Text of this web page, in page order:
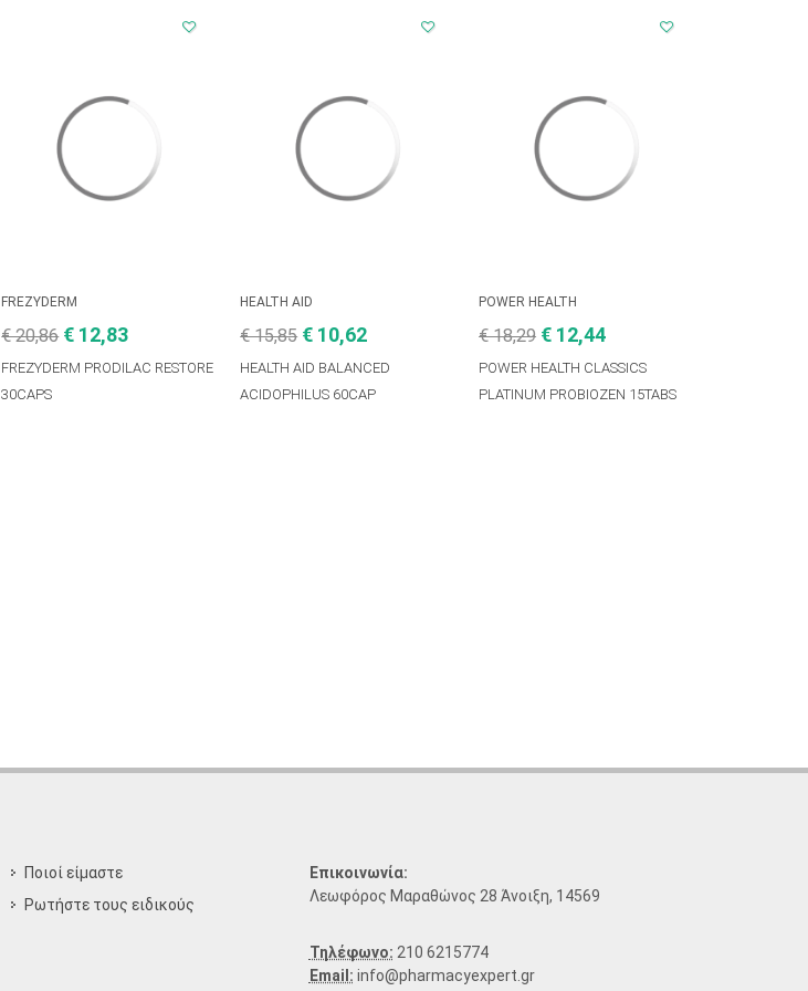
FREZYDERM
€ 20,86 € 12,83
FREZYDERM PRODILAC RESTORE
30CAPS
HEALTH AID
€ 15,85 € 10,62
HEALTH AID BALANCED
ACIDOPHILUS 60CAP
POWER HEALTH
€ 18,29 € 12,44
POWER HEALTH CLASSICS
PLATINUM PROBIOZEN 15TABS
Ποιοί είμαστε
Ρωτήστε τους ειδικούς
Επικοινωνία:
Λεωφόρος Μαραθώνος 28 Άνοιξη, 14569
Τηλέφωνο: 210 6215774
Email: info@pharmacyexpert.gr